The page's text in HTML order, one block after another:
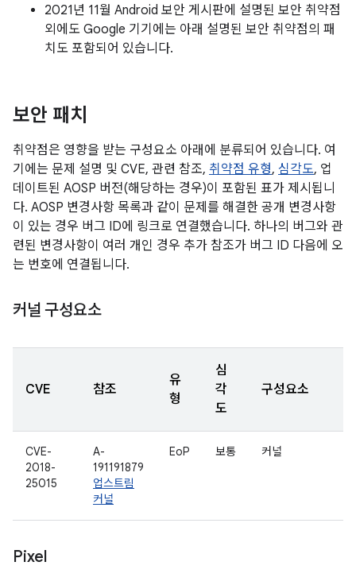
2021년 11월 Android 보안 게시판에 설명된 보안 취약점
외에도 Google 기기에는 아래 설명된 보안 취약점의 패
치도 포함되어 있습니다.
보안 패치
취약점은 영향을 받는 구성요소 아래에 분류되어 있습니다. 여
기에는 문제 설명 및 CVE, 관련 참조, 취약점 유형, 심각도, 업
데이트된 AOSP 버전(해당하는 경우)이 포함된 표가 제시됩니
다. AOSP 변경사항 목록과 같이 문제를 해결한 공개 변경사항
이 있는 경우 버그 ID에 링크로 연결했습니다. 하나의 버그와 관
련된 변경사항이 여러 개인 경우 추가 참조가 버그 ID 다음에 오
는 번호에 연결됩니다.
커널 구성요소
CVE 참조
유
형
심
각
도
구성요소
CVE-
2018-
25015
A-
191191879
업스트림
커널
EoP 보통 커널
Pixel